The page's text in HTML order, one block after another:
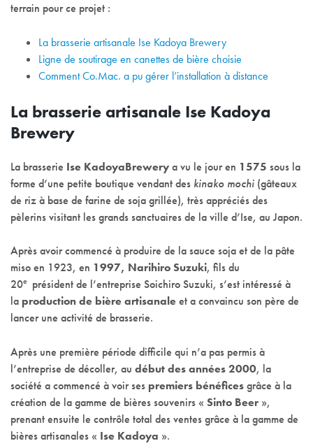
terrain pour ce projet :
La brasserie artisanale Ise Kadoya Brewery
Ligne de soutirage en canettes de bière choisie
Comment Co.Mac. a pu gérer l’installation à distance
La brasserie artisanale Ise Kadoya
Brewery
La brasserie Ise KadoyaBrewerya vu le jour en 1575 sous la
forme d’une petite boutique vendant des kinako mochi (gâteaux
de riz à base de farine de soja grillée), très appréciés des
pèlerins visitant les grands sanctuaires de la ville d’Ise, au Japon.
Après avoir commencé à produire de la sauce soja et de la pâte
miso en 1923, en 1997, Narihiro Suzuki, fils du
20e président de l’entreprise Soichiro Suzuki, s’est intéressé à
la production de bière artisanaleet a convaincu son père de
lancer une activité de brasserie.
Après une première période difficile qui n’a pas permis à
l’entreprise de décoller, au début des années 2000, la
société a commencé à voir ses premiers bénéficesgrâce à la
création de la gamme de bières souvenirs « Sinto Beer »,
prenant ensuite le contrôle total des ventes grâce à la gamme de
bières artisanales « Ise Kadoya ».